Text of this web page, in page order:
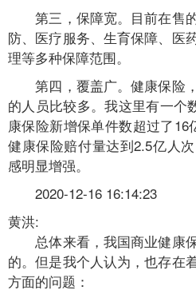
第三，保障宽。目前在售
防、医疗服务、生育保障、医
理等多种保障范围。
第四，覆盖广。健康保险
的人员比较多。我这里有一个
康保险新增保单件数超过了16
健康保险赔付量达到2.5亿人
感明显增强。
2020-12-16 16:14:23
黄洪:
总体来看，我国商业健康
的。但是我个人认为，也存在
方面的问题：